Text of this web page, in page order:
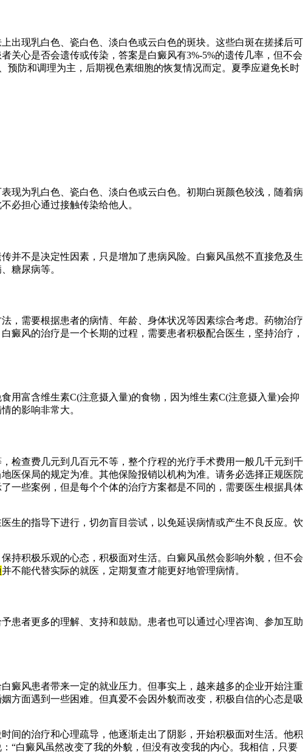
出现乳白色、瓷白色、淡白色或云白色的斑块。这些白斑在搓揉后可
关心是否会遗传或传染，答案是白癜风有3%-5%的遗传几率，但不会
预防和调理为主，后期视色素细胞的恢复情况而定。夏季应避免长时
现为乳白色、瓷白色、淡白色或云白色。初期白斑颜色较浅，随着病
必担心通过接触传染给他人。
并不是决定性因素，只是增加了患病风险。白癜风虽然不直接危及生
糖尿病等。
，需要根据患者的病情、年龄、身体状况等因素综合考虑。药物治疗
癜风的治疗是一个长期的过程，需要患者积极配合医生，坚持治疗，
用富含维生素C(注意摄入量)的食物，因为维生素C(注意摄入量)会抑
的影响非常大。
检查费几元到几百元不等，整个疗程的光疗手术费用一般几千元到千
医保局的规定为准。其他保险报销以机构为准。请务必选择正规医院
一些案例，但是每个个体的治疗方案都是不同的，需要医生根据具体
生的指导下进行，切勿盲目尝试，以免延误病情或产生不良反应。饮
持积极乐观的心态，积极面对生活。白癜风虽然会影响外貌，但不会
并不能代替实际的就医，定期复查才能更好地管理病情。
患者更多的理解、支持和鼓励。患者也可以通过心理咨询、参加互助
癜风患者带来一定的就业压力。但事实上，越来越多的企业开始注重
方面遇到一些困难。但真爱不会因外貌而改变，积极自信的心态是吸
间的治疗和心理疏导，他逐渐走出了阴影，开始积极面对生活。他积
“白癜风虽然改变了我的外貌，但没有改变我的内心。我相信，只要